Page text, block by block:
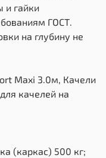
и гайки
ГОСТ.
на глубину не
Maxi 3.0м, Качели
качелей на
(каркас) 500 кг;